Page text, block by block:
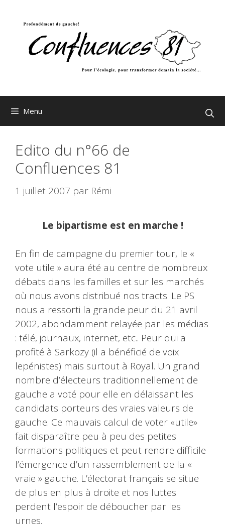
Menu
Edito du n°66 de
Confluences 81
1 juillet 2007 par Rémi
Le bipartisme est en marche !
En fin de campagne du premier tour, le «
vote utile » aura été au centre de nombreux
débats dans les familles et sur les marchés
où nous avons distribué nos tracts. Le PS
nous a ressorti la grande peur du 21 avril
2002, abondamment relayée par les médias
: télé, journaux, internet, etc.. Peur qui a
profité à Sarkozy (il a bénéficié de voix
lepénistes) mais surtout à Royal. Un grand
nombre d’électeurs traditionnellement de
gauche a voté pour elle en délaissant les
candidats porteurs des vraies valeurs de
gauche. Ce mauvais calcul de voter «utile»
fait disparaître peu à peu des petites
formations politiques et peut rendre difficile
l’émergence d’un rassemblement de la «
vraie » gauche. L’électorat français se situe
de plus en plus à droite et nos luttes
perdent l’espoir de déboucher par les
urnes.